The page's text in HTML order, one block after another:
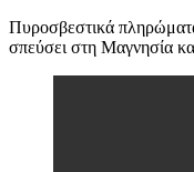
Πυροσβεστικά
σπεύσει στη Μαγνησία